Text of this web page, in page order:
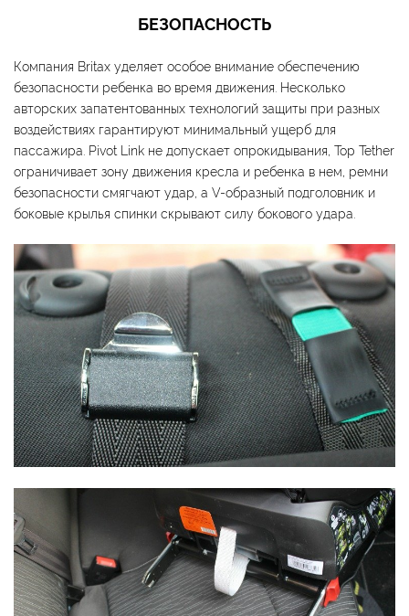
БЕЗОПАСНОСТЬ
Компания Britax уделяет особое внимание обеспечению
безопасности ребенка во время движения. Несколько
авторских запатентованных технологий защиты при разных
воздействиях гарантируют минимальный ущерб для
пассажира. Pivot Link не допускает опрокидывания, Top Tether
ограничивает зону движения кресла и ребенка в нем, ремни
безопасности смягчают удар, а V-образный подголовник и
боковые крылья спинки скрывают силу бокового удара.